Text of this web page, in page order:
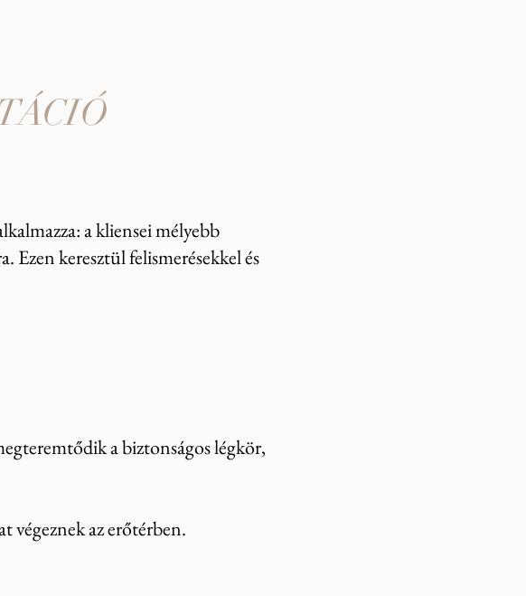
a kliensei mélyebb
Ezen keresztül felismerésekkel és
a biztonságos légkör,
végeznek az erőtérben.